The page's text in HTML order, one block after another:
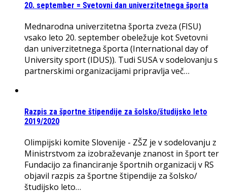
20. september = Svetovni dan univerzitetnega športa
Mednarodna univerzitetna športa zveza (FISU)
vsako leto 20. september obeležuje kot Svetovni
dan univerzitetnega športa (International day of
University sport (IDUS)). Tudi SUSA v sodelovanju s
partnerskimi organizacijami pripravlja več…
Razpis za športne štipendije za šolsko/študijsko leto
2019/2020
Olimpijski komite Slovenije - ZŠZ je v sodelovanju z
Ministrstvom za izobraževanje znanost in šport ter
Fundacijo za financiranje športnih organizacij v RS
objavil razpis za športne štipendije za šolsko/
študijsko leto…